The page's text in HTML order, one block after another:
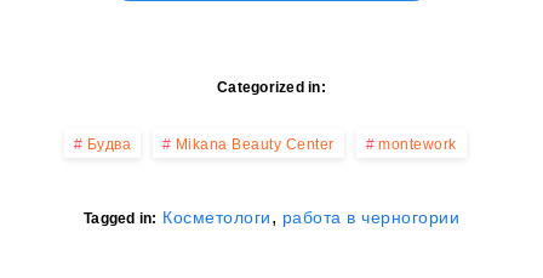
Categorized in:
Будва Mikana Beauty Center montework
Tagged in: Косметологи, работа в черногории